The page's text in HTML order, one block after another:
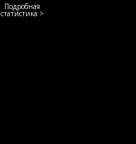
Подробная
статистика >